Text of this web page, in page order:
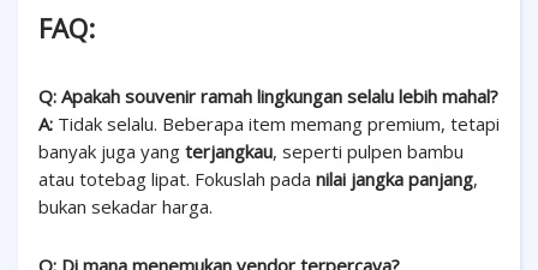
FAQ:
Q: Apakah souvenir ramah lingkungan selalu lebih mahal?
A: Tidak selalu. Beberapa item memang premium, tetapi
banyak juga yang terjangkau, seperti pulpen bambu
atau totebag lipat. Fokuslah pada nilai jangka panjang,
bukan sekadar harga.
Q: Di mana menemukan vendor terpercaya?